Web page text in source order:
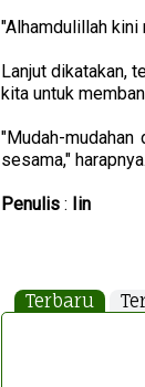
"Alhamdulillah kini
Lanjut dikatakan,
kita untuk
"Mudah-
sesama," harapnya.
Penulis: Iin
Terbaru